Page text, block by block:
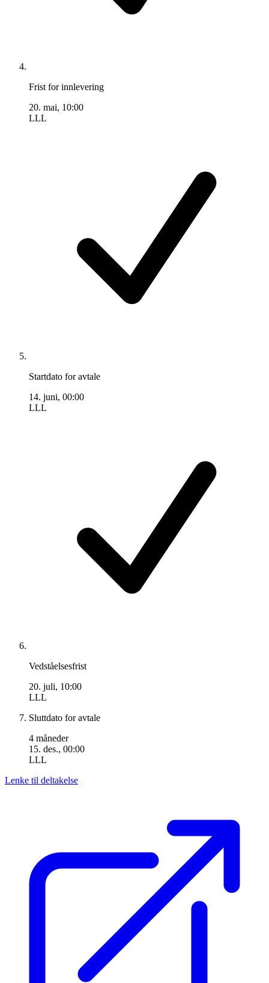
Frist for innlevering
20. mai, 10:00
LLL
Startdato for avtale
14. juni, 00:00
LLL
Vedståelsesfrist
20. juli, 10:00
LLL
Sluttdato for avtale
4 måneder
15. des., 00:00
LLL
Lenke til deltakelse